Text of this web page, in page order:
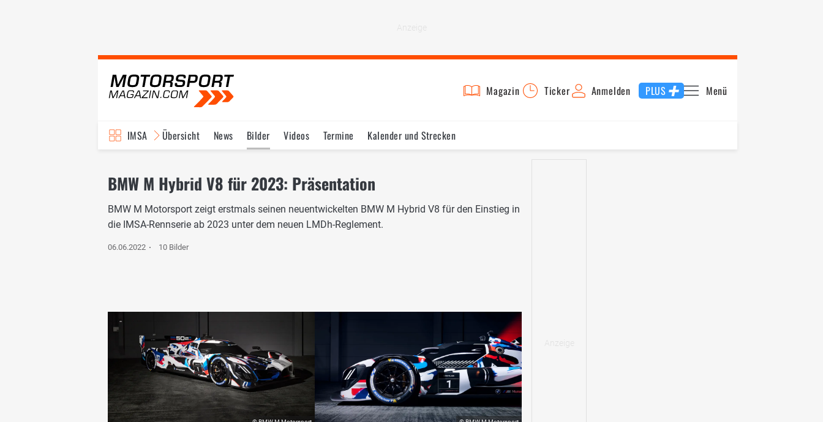
Magazin Ticker Anmelden PLUS Menü
IMSA Übersicht News Bilder Videos Termine Kalender und Strecken
BMW M Hybrid V8 für 2023: Präsentation
BMW M Motorsport zeigt erstmals seinen neuentwickelten BMW M Hybrid V8 für den Einstieg in
die IMSA-Rennserie ab 2023 unter dem neuen LMDh-Reglement.
06.06.2022 10 Bilder